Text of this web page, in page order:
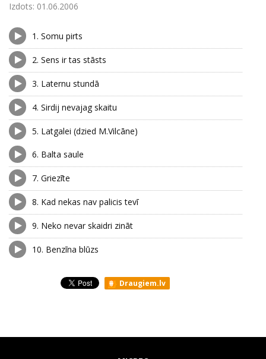
Izdots: 01.06.2006
1. Somu pirts
2. Sens ir tas stāsts
3. Laternu stundā
4. Sirdij nevajag skaitu
5. Latgalei (dzied M.Vilcāne)
6. Balta saule
7. Griezīte
8. Kad nekas nav palicis tevī
9. Neko nevar skaidri zināt
10. Benzīna blūzs
Draugiem.lv